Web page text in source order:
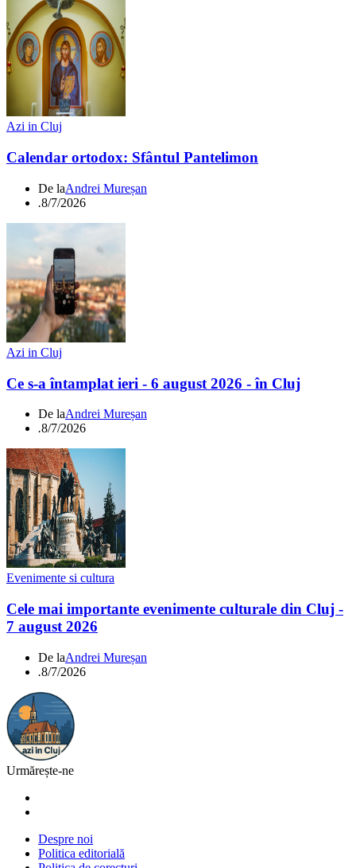
Azi in Cluj
Calendar ortodox: Sfântul Pantelimon
De laAndrei Mureșan
.8/7/2026
Azi in Cluj
Ce s-a întamplat ieri - 6 august 2026 - în Cluj
De laAndrei Mureșan
.8/7/2026
Evenimente si cultura
Cele mai importante evenimente culturale din Cluj -
7 august 2026
De laAndrei Mureșan
.8/7/2026
Urmărește-ne
Despre noi
Politica editorială